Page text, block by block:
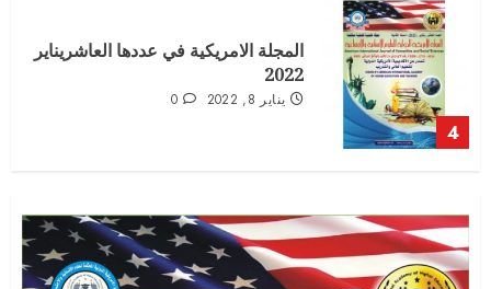
4
المجلة الامريكية في عددها العاشريناير
2022
يناير 8, 2022 0
المجلة الامريكية الدولية العدد السابع
الجزء الثالث
أغسطس 16, 2021 0